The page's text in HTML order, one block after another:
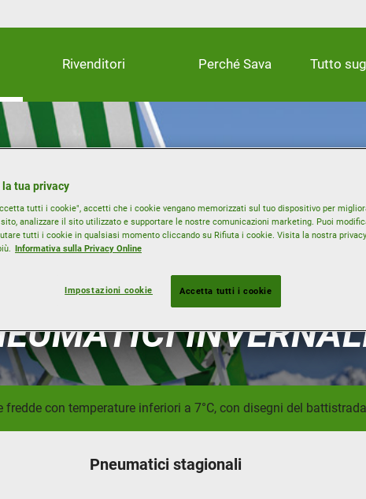
Rivenditori Perché Sava Tutto
con temperature inferiori a 7°C, con disegni del
Pneumatici stagionali
tua privacy
tutti i cookie", accetti che i cookie vengano memorizzati sul tuo dispositivo per
analizzare il sito utilizzato e supportare le nostre comunicazioni marketing. Puoi
tutti i cookie in qualsiasi momento cliccando su Rifiuta i cookie. Visita la nostra
Informativa sulla Privacy Online
Impostazioni cookie Accetta tutti i cookie